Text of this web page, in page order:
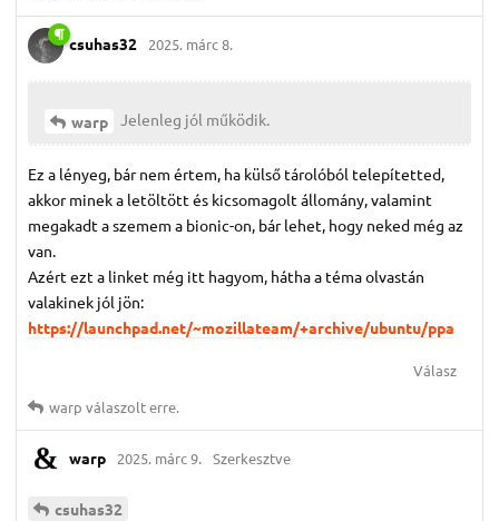
csuhas32 2025. márc 8.
warp Jelenleg jól működik.
Ez a lényeg, bár nem értem, ha külső tárolóból telepítetted,
akkor minek a letöltött és kicsomagolt állomány, valamint
megakadt a szemem a bionic-on, bár lehet, hogy neked még az
van.
Azért ezt a linket még itt hagyom, hátha a téma olvastán
valakinek jól jön:
https://launchpad.net/~mozillateam/+archive/ubuntu/ppa
Válasz
warp válaszolt erre.
warp 2025. márc 9. Szerkesztve
csuhas32